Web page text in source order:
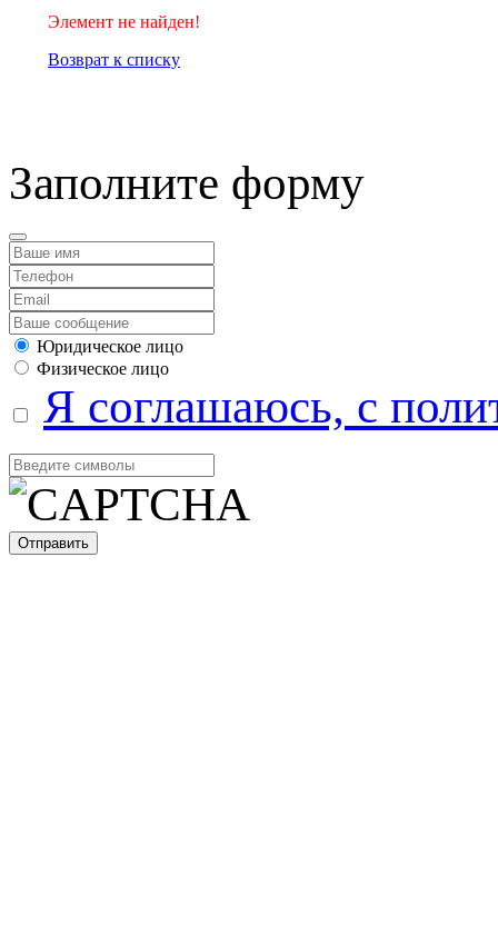
Элемент не найден!
Возврат к списку
Заполните форму
Юридическое лицо
Физическое лицо
Я соглашаюсь, с